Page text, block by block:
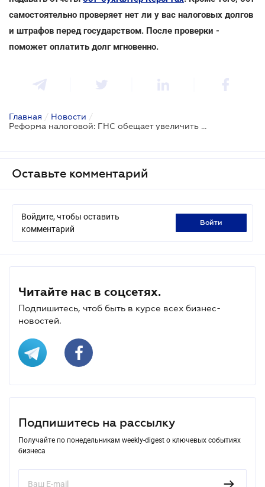
самостоятельно проверяет нет ли у вас налоговых долгов
и штрафов перед государством. После проверки -
поможет оплатить долг мгновенно.
Главная / Новости /
Реформа налоговой: ГНС обещает увеличить количество исполненных судебных решений
Оставьте комментарий
Войдите, чтобы оставить
комментарий
войти
Читайте нас в соцсетях.
Подпишитесь, чтоб быть в курсе всех бизнес-
новостей.
Подпишитесь на рассылку
Получайте по понедельникам weekly-digest о ключевых событиях
бизнеса